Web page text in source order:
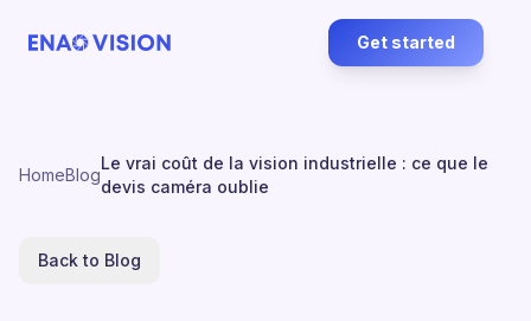
Get started
HomeBlog
Le vrai coût de la vision industrielle : ce que le
devis caméra oublie
Back to Blog